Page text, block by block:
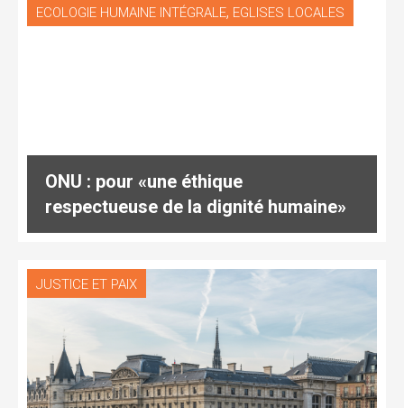
ECOLOGIE HUMAINE INTÉGRALE, EGLISES LOCALES
ONU : pour «une éthique
respectueuse de la dignité humaine»
JUSTICE ET PAIX